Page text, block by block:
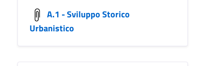
A.1 - Sviluppo Storico
Urbanistico